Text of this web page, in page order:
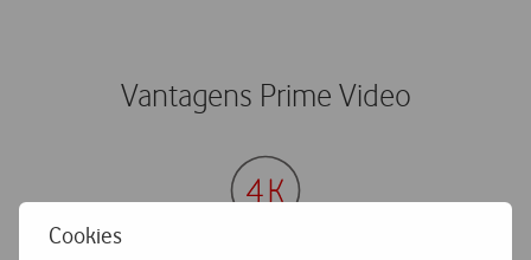
Cookies
Vantagens Prime Video